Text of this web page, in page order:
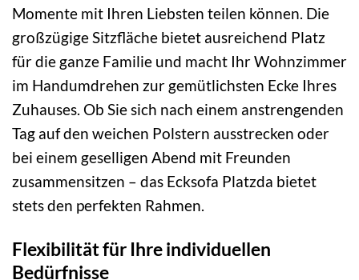
Momente mit Ihren Liebsten teilen können. Die
großzügige Sitzfläche bietet ausreichend Platz
für die ganze Familie und macht Ihr Wohnzimmer
im Handumdrehen zur gemütlichsten Ecke Ihres
Zuhauses. Ob Sie sich nach einem anstrengenden
Tag auf den weichen Polstern ausstrecken oder
bei einem geselligen Abend mit Freunden
zusammensitzen – das Ecksofa Platzda bietet
stets den perfekten Rahmen.
Flexibilität für Ihre individuellen
Bedürfnisse